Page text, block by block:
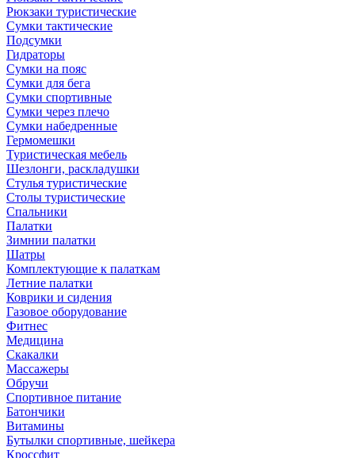
Рюкзаки туристические
Сумки тактические
Подсумки
Гидраторы
Сумки на пояс
Сумки для бега
Сумки спортивные
Сумки через плечо
Сумки набедренные
Гермомешки
Туристическая мебель
Шезлонги, раскладушки
Стулья туристические
Столы туристические
Спальники
Палатки
Зимнии палатки
Шатры
Комплектующие к палаткам
Летние палатки
Коврики и сидения
Газовое оборудование
Фитнес
Медицина
Скакалки
Массажеры
Обручи
Спортивное питание
Батончики
Витамины
Бутылки спортивные, шейкера
Кроссфит